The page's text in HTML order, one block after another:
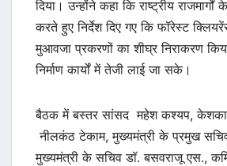
दिया। उन्होंने कहा कि राष्ट्रीय राजमार्गों
करते हुए निर्देश दिए गए कि फॉरेस्ट
मुआवजा प्रकरणों का शीघ्र निराकरण
निर्माण कार्यों में तेजी लाई जा सके।
बैठक में बस्तर सांसद महेश कश्यप,
नीलकंठ टेकाम, मुख्यमंत्री के प्रमुख
मुख्यमंत्री के सचिव डॉ. बसवराजू एस.,